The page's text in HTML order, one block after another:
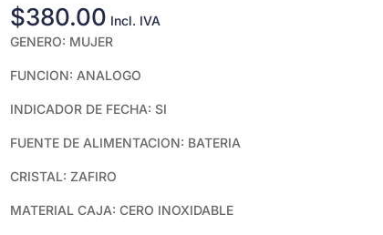
$380.00 Incl. IVA
GENERO: MUJER
FUNCION: ANALOGO
INDICADOR DE FECHA: SI
FUENTE DE ALIMENTACION: BATERIA
CRISTAL: ZAFIRO
MATERIAL CAJA: CERO INOXIDABLE